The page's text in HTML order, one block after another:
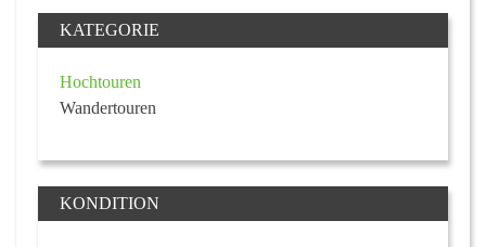
KATEGORIE
Hochtouren
Wandertouren
KONDITION